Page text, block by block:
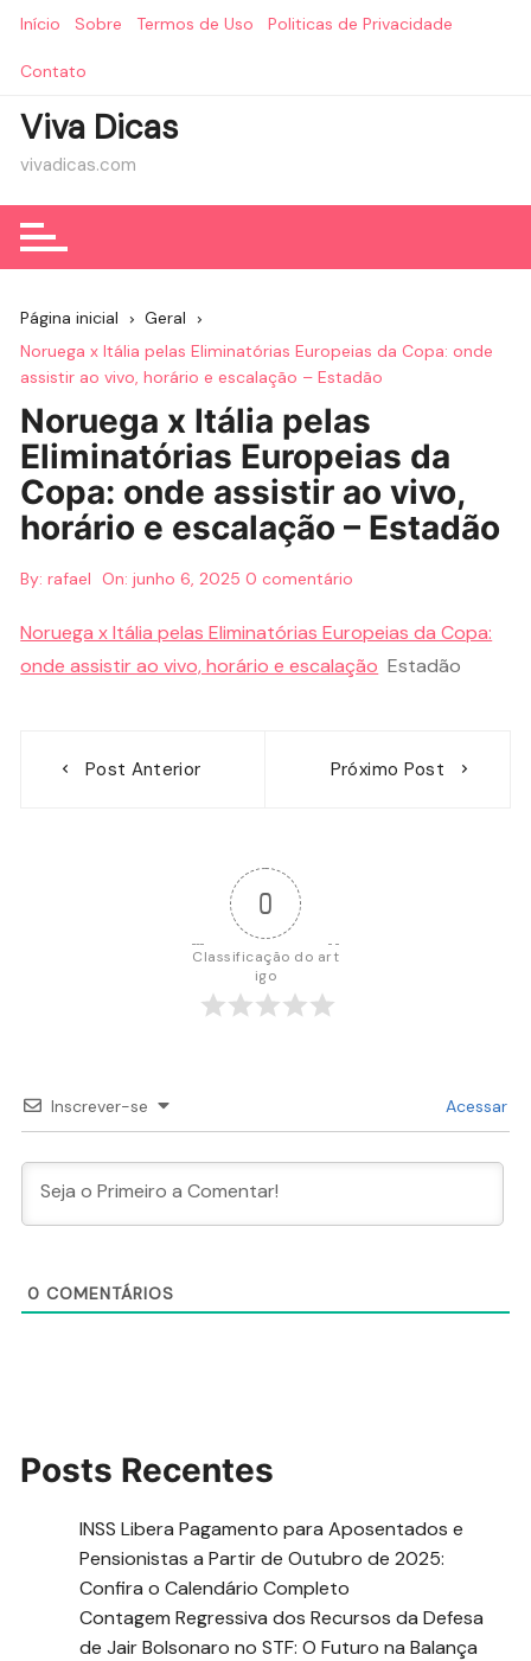
Início Sobre Termos de Uso Politicas de Privacidade
Contato
Viva Dicas
vivadicas.com
Página inicial
Geral
Noruega x Itália pelas Eliminatórias Europeias da Copa: onde
assistir ao vivo, horário e escalação – Estadão
Noruega x Itália pelas
Eliminatórias Europeias da
Copa: onde assistir ao vivo,
horário e escalação – Estadão
By: rafael On:junho 6, 2025 0 comentário
Noruega x Itália pelas Eliminatórias Europeias da Copa:
onde assistir ao vivo, horário e escalação Estadão
Post Anterior Próximo Post
0
Classificação do art
igo
Inscrever-se Acessar
0 COMENTÁRIOS
Posts Recentes
INSS Libera Pagamento para Aposentados e
Pensionistas a Partir de Outubro de 2025:
Confira o Calendário Completo
Contagem Regressiva dos Recursos da Defesa
de Jair Bolsonaro no STF: O Futuro na Balança